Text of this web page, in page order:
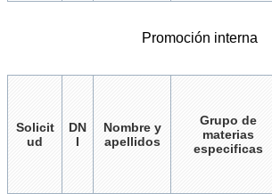
Promoción interna
Solicit
ud
DN
I
Nombre y
apellidos
Grupo de
materias
especificas